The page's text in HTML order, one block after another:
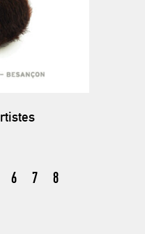
6 7
8